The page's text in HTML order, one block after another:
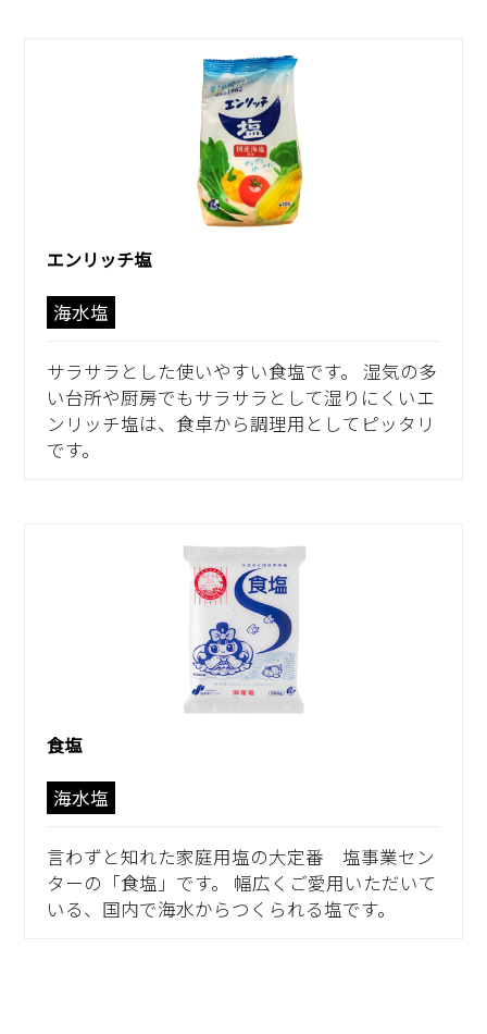
エンリッチ塩
海水塩
サラサラとした使いやすい食塩です。 湿気の多
い台所や厨房でもサラサラとして湿りにくいエ
ンリッチ塩は、食卓から調理用としてピッタリ
です。
食塩
海水塩
言わずと知れた家庭用塩の大定番 塩事業セン
ターの「食塩」です。 幅広くご愛用いただいて
いる、国内で海水からつくられる塩です。